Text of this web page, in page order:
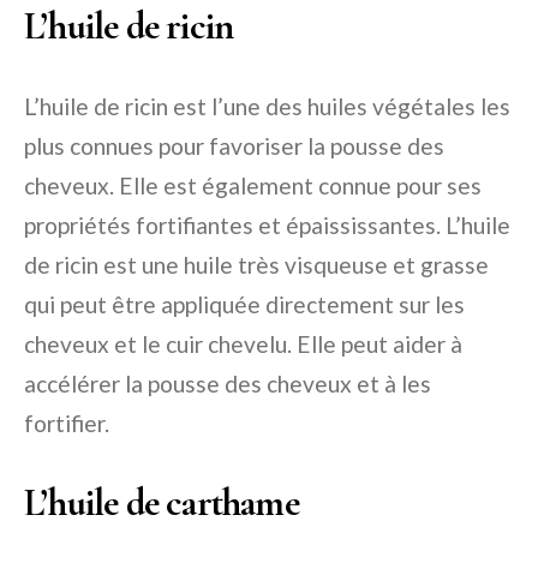
L’huile de ricin
L’huile de ricin est l’une des huiles végétales les
plus connues pour favoriser la pousse des
cheveux. Elle est également connue pour ses
propriétés fortifiantes et épaississantes. L’huile
de ricin est une huile très visqueuse et grasse
qui peut être appliquée directement sur les
cheveux et le cuir chevelu. Elle peut aider à
accélérer la pousse des cheveux et à les
fortifier.
L’huile de carthame